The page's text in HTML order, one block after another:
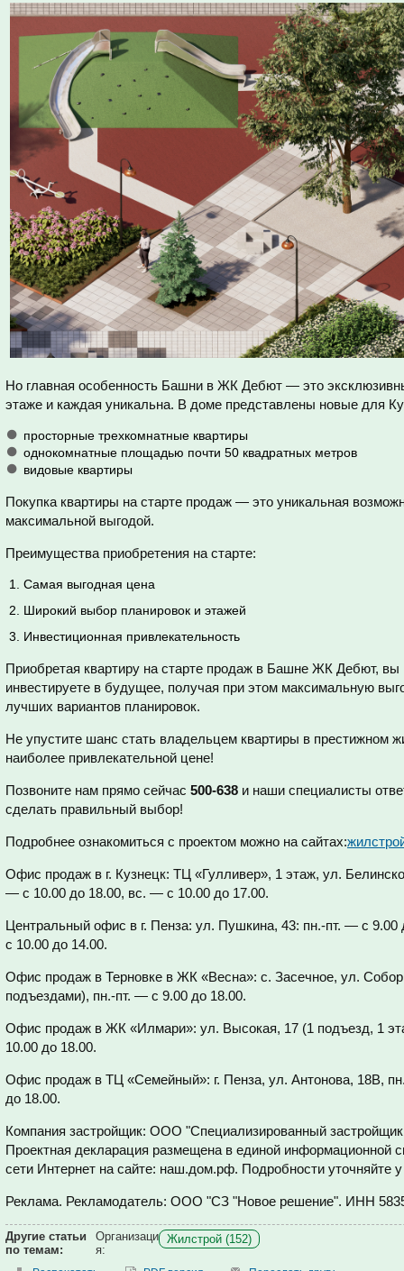
Но главная особенность Башни в ЖК Дебют — это
этаже и каждая уникальна. В доме представлены новые для
просторные трехкомнатные квартиры
однокомнатные площадью почти 50 квадратных метров
видовые квартиры
Покупка квартиры на старте продаж — это уникальная
максимальной выгодой.
Преимущества приобретения на старте:
Самая выгодная цена
Широкий выбор планировок и этажей
Инвестиционная привлекательность
Приобретая квартиру на старте продаж в Башне ЖК Дебют,
инвестируете в будущее, получая при этом максимальную
лучших вариантов планировок.
Не упустите шанс стать владельцем квартиры в престижном
наиболее привлекательной цене!
Позвоните нам прямо сейчас 500-638 и наши специалисты
сделать правильный выбор!
Подробнее ознакомиться с проектом можно на сайтах:
Офис продаж в г. Кузнецк: ТЦ «Гулливер», 1 этаж, ул.
— с 10.00 до 18.00, вс. — с 10.00 до 17.00.
Центральный офис в г. Пенза: ул. Пушкина, 43: пн.-пт. — с
с 10.00 до 14.00.
Офис продаж в Терновке в ЖК «Весна»: с. Засечное, ул.
подъездами), пн.-пт. — с 9.00 до 18.00.
Офис продаж в ЖК «Илмари»: ул. Высокая, 17 (1 подъезд, 1
10.00 до 18.00.
Офис продаж в ТЦ «Семейный»: г. Пенза, ул. Антонова, 18В,
до 18.00.
Компания застройщик: ООО "Специализированный
Проектная декларация размещена в единой информационной
сети Интернет на сайте: наш.дом.рф. Подробности уточняйте
Реклама. Рекламодатель: ООО "СЗ "Новое решение". ИНН
Другие статьи
по темам:
Организаци
я:
Жилстрой (152)